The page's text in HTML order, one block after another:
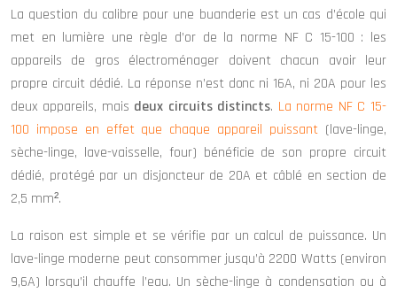
La question du calibre pour une buanderie est un cas d’école qui
met en lumière une règle d’or de la norme NF C 15-100 : les
appareils de gros électroménager doivent chacun avoir leur
propre circuit dédié. La réponse n’est donc ni 16A, ni 20A pour les
deux appareils, mais deux circuits distincts. La norme NF C 15-
100 impose en effet que chaque appareil puissant (lave-linge,
sèche-linge, lave-vaisselle, four) bénéficie de son propre circuit
dédié, protégé par un disjoncteur de 20A et câblé en section de
2,5 mm².
La raison est simple et se vérifie par un calcul de puissance. Un
lave-linge moderne peut consommer jusqu’à 2200 Watts (environ
9,6A) lorsqu’il chauffe l’eau. Un sèche-linge à condensation ou à